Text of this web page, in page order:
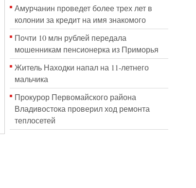
Амурчанин проведет более трех лет в
колонии за кредит на имя знакомого
Почти 10 млн рублей передала
мошенникам пенсионерка из Приморья
Житель Находки напал на 11-летнего
мальчика
Прокурор Первомайского района
Владивостока проверил ход ремонта
теплосетей